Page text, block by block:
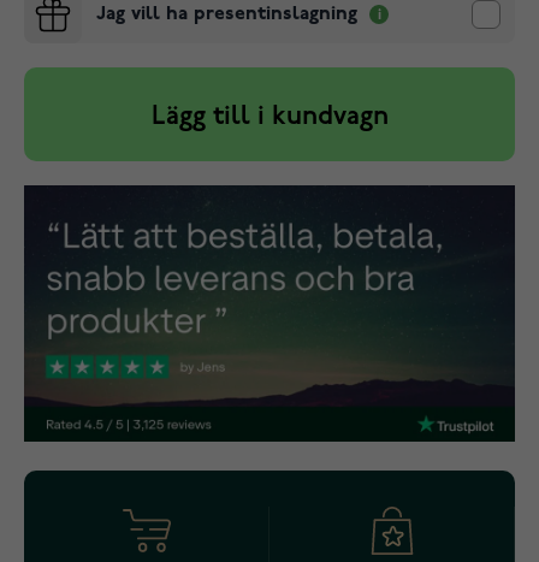
Jag vill ha presentinslagning
Lägg till i kundvagn